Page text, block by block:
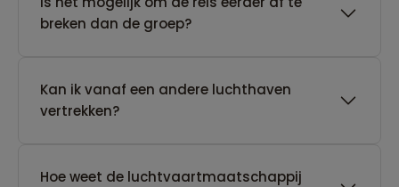
breken dan de groep?
Kan ik vanaf een andere luchthaven
vertrekken?
Hoe weet de luchtvaartmaatschappij